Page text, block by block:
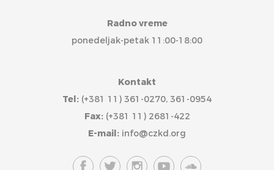
Radno vreme
ponedeljak-petak 11:00-18:00
Kontakt
Tel: (+381 11) 361-0270, 361-0954
Fax:(+381 11) 2681-422
E-mail: info@czkd.org